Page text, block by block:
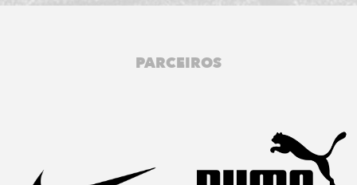
PARCEIROS